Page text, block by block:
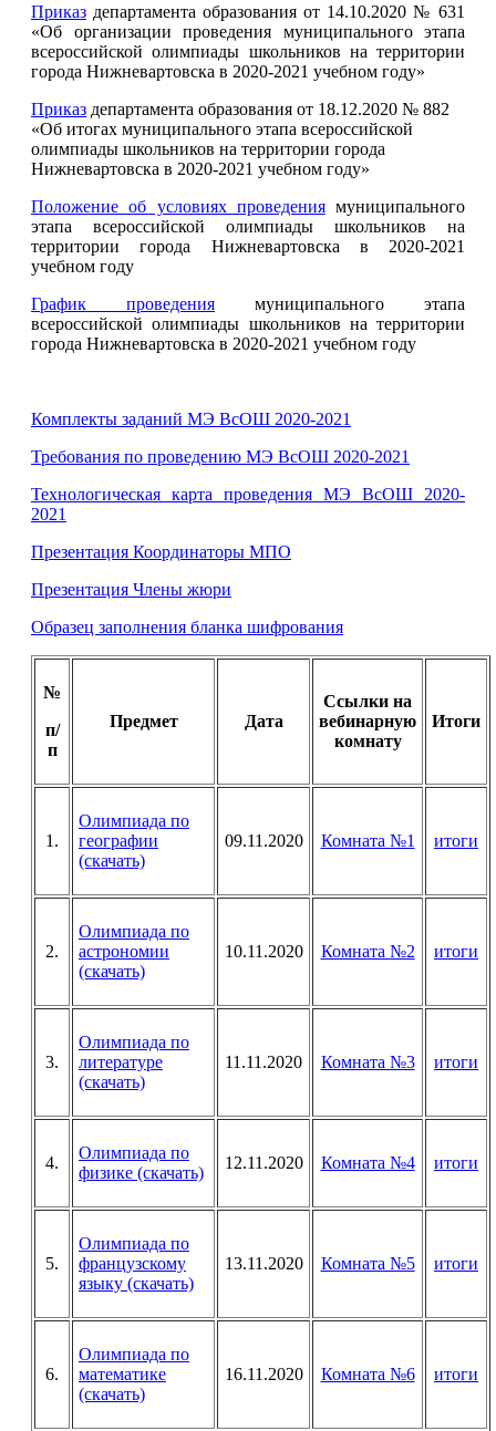
Приказ департамента образования от 14.10.2020 № 631
«Об организации проведения муниципального этапа
всероссийской олимпиады школьников на территории
города Нижневартовска в 2020-2021 учебном году»
Приказ департамента образования от 18.12.2020 № 882
«Об итогах муниципального этапа всероссийской
олимпиады школьников на территории города
Нижневартовска в 2020-2021 учебном году»
Положение об условиях проведениямуниципального
этапа всероссийской олимпиады школьников на
территории города Нижневартовска в 2020-2021
учебном году
График проведения муниципального этапа
всероссийской олимпиады школьников на территории
города Нижневартовска в 2020-2021 учебном году
Комплекты заданий МЭ ВсОШ 2020-2021
Требования по проведению МЭ ВсОШ 2020-2021
Технологическая карта проведения МЭ ВсОШ 2020-
2021
Презентация Координаторы МПО
Презентация Члены жюри
Образец заполнения бланка шифрования
№
п/
п
Предмет Дата
Ссылки на
вебинарную
комнату
Итоги
1.
Олимпиада по
географии
(скачать)
09.11.2020 Комната №1 итоги
2.
Олимпиада по
астрономии
(скачать)
10.11.2020 Комната №2 итоги
3.
Олимпиада по
литературе
(скачать)
11.11.2020 Комната №3 итоги
4.
Олимпиада по
физике (скачать)
12.11.2020 Комната №4 итоги
5.
Олимпиада по
французскому
языку (скачать)
13.11.2020 Комната №5 итоги
6.
Олимпиада по
математике
(скачать)
16.11.2020 Комната №6 итоги